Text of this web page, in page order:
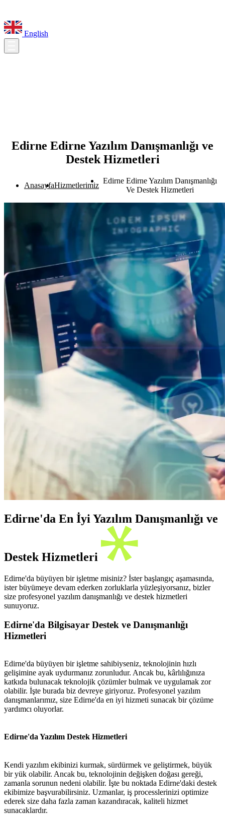
English
Edirne Edirne Yazılım Danışmanlığı ve
Destek Hizmetleri
AnasayfaHizmetlerimiz
Edirne Edirne Yazılım Danışmanlığı
Ve Destek Hizmetleri
Edirne'da En İyi Yazılım Danışmanlığı ve
Destek Hizmetleri
Edirne'da büyüyen bir işletme misiniz? İster başlangıç aşamasında,
ister büyümeye devam ederken zorluklarla yüzleşiyorsanız, bizler
size profesyonel yazılım danışmanlığı ve destek hizmetleri
sunuyoruz.
Edirne'da Bilgisayar Destek ve Danışmanlığı
Hizmetleri
Edirne'da büyüyen bir işletme sahibiyseniz, teknolojinin hızlı
gelişimine ayak uydurmanız zorunludur. Ancak bu, kârlılığınıza
katkıda bulunacak teknolojik çözümler bulmak ve uygulamak zor
olabilir. İşte burada biz devreye giriyoruz. Profesyonel yazılım
danışmanlarımız, size Edirne'da en iyi hizmeti sunacak bir çözüme
yardımcı oluyorlar.
Edirne'da Yazılım Destek Hizmetleri
Kendi yazılım ekibinizi kurmak, sürdürmek ve geliştirmek, büyük
bir yük olabilir. Ancak bu, teknolojinin değişken doğası gereği,
zamanla sorunun nedeni olabilir. İşte bu noktada Edirne'daki destek
ekibimize başvurabilirsiniz. Uzmanlar, iş processlerinizi optimize
ederek size daha fazla zaman kazandıracak, kaliteli hizmet
sunacaklardır.